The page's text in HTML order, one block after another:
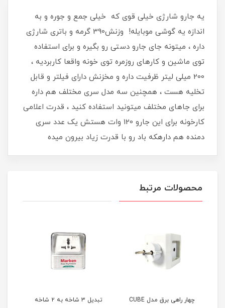
یه جارو شارژی خیلی قوی که خیلی جمع و جوره و به
اندازه یه گوشی موبایله! وزنش390 گرمه و باتری شارژی
داره ، میتونه جای جارو دستی رو بگیره و برای استفاده
توی ماشین و کارهای روزمره توی خونه واقعا کاربردیه ،
200 میلی لیتر ظرفیت داره و مخزنش دارای فیلتر و قابل
تخلیه هست ، همچنین سه مدل سری مختلف هم داره
برای جاهای مختلف میتونید استفاده کنید ، قدرت اعلامی
کارخونه برای این جارو 120 وات هستش یک عدد سری
دمنده هم دارهکه باد رو با قدرت زیاد بیرون میده
محصولات مرتبط
چهار راهی برق مدل CUBE
تبدیل ۳ شاخه به ۲ شاخه